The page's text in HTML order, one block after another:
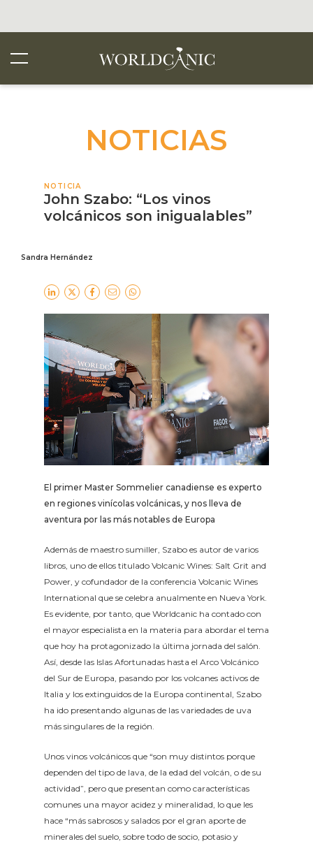
NOTICIAS
NOTICIA
John Szabo: “Los vinos
volcánicos son inigualables”
Sandra Hernández
El primer Master Sommelier canadiense es experto
en regiones vinícolas volcánicas, y nos lleva de
aventura por las más notables de Europa
Además de maestro sumiller, Szabo es autor de varios
libros, uno de ellos titulado Volcanic Wines: Salt Grit and
Power, y cofundador de la conferencia Volcanic Wines
International que se celebra anualmente en Nueva York.
Es evidente, por tanto, que Worldcanic ha contado con
el mayor especialista en la materia para abordar el tema
que hoy ha protagonizado la última jornada del salón.
Así, desde las Islas Afortunadas hasta el Arco Volcánico
del Sur de Europa, pasando por los volcanes activos de
Italia y los extinguidos de la Europa continental, Szabo
ha ido presentando algunas de las variedades de uva
más singulares de la región.
Unos vinos volcánicos que “son muy distintos porque
dependen del tipo de lava, de la edad del volcán, o de su
actividad”, pero que presentan como características
comunes una mayor acidez y mineralidad, lo que les
hace “más sabrosos y salados por el gran aporte de
minerales del suelo, sobre todo de socio, potasio y